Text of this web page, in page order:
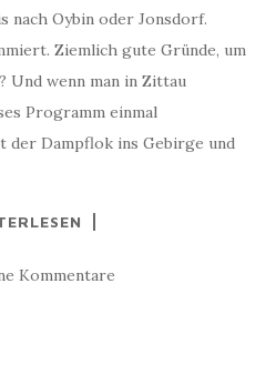
nach Oybin oder Jonsdorf.
Ziemlich gute Gründe, um
Und wenn man in Zittau
Programm einmal
der Dampflok ins Gebirge und
Kommentare